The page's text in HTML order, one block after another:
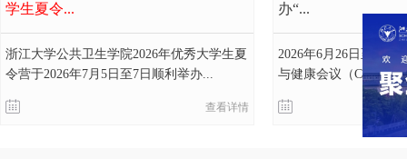
学生夏令...
浙江大学公共卫生学院2026年优秀大学生夏
令营于2026年7月5日至7日顺利举办...
查看详情
办“...
2026年6月26日至28日
与健康会议（